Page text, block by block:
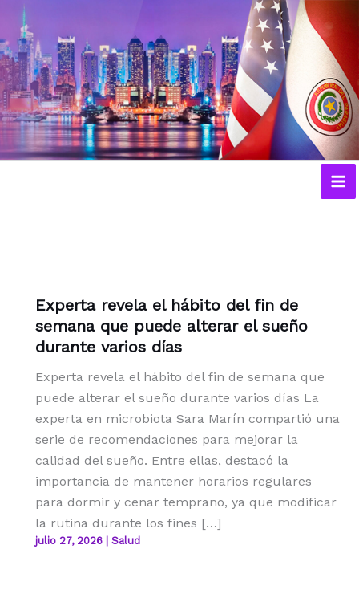
contenido
Experta revela el hábito del fin de
semana que puede alterar el sueño
durante varios días
Experta revela el hábito del fin de semana que
puede alterar el sueño durante varios días La
experta en microbiota Sara Marín compartió una
serie de recomendaciones para mejorar la
calidad del sueño. Entre ellas, destacó la
importancia de mantener horarios regulares
para dormir y cenar temprano, ya que modificar
la rutina durante los fines […]
julio 27, 2026 Salud